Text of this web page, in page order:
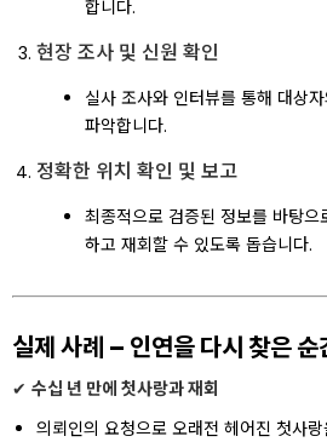
합니다.
현장 조사 및 신원 확인
실사 조사와 인터뷰를 통해 대상
파악합니다.
정확한 위치 확인 및 보고
최종적으로 검증된 정보를 바탕
하고 재회할 수 있도록 돕습니다.
실제 사례 – 인연을 다시 찾은 순
✔ 수십 년 만에 첫사랑과 재회
의뢰인의 요청으로 오래전 헤어진 첫사